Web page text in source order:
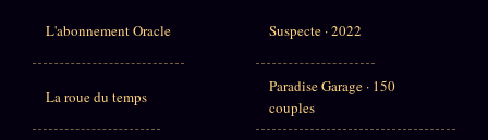
L'abonnement Oracle
La roue du temps
Suspecte · 2022
Paradise Garage · 150
couples